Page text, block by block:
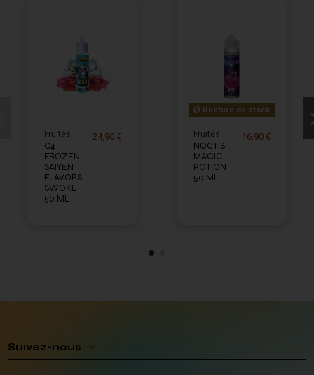
Fruités
C4
FROZEN
SAIYEN
FLAVORS
SWOKE
50 ML
24,90 €
Rupture de stock
Fruités
NOCTIS
MAGIC
POTION
50 ML
16,90 €
Suivez-nous